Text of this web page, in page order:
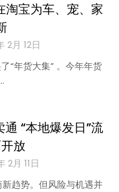
淘宝为车、宠、家
月 12日
“年货大集” 。今年年货
“本地爆发日”流
放
月 11日
趋势。但风险与机遇并